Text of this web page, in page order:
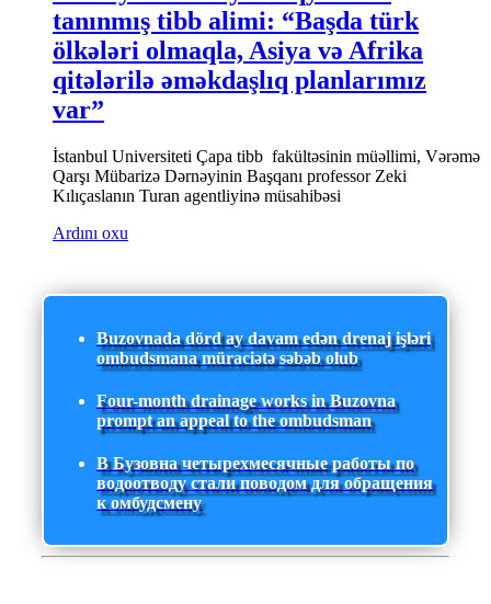
tanınmış tibb alimi: “Başda türk
ölkələri olmaqla, Asiya və Afrika
qitələrilə əməkdaşlıq planlarımız
var”
İstanbul Universiteti Çapa tibb fakültəsinin müəllimi, Vərəmə
Qarşı Mübarizə Dərnəyinin Başqanı professor Zeki
Kılıçaslanın Turan agentliyinə müsahibəsi
Ardını oxu
Buzovnada dörd ay davam edən drenaj işləri
ombudsmana müraciətə səbəb olub
Four-month drainage works in Buzovna
prompt an appeal to the ombudsman
В Бузовна четырехмесячные работы по
водоотводу стали поводом для обращения
к омбудсмену